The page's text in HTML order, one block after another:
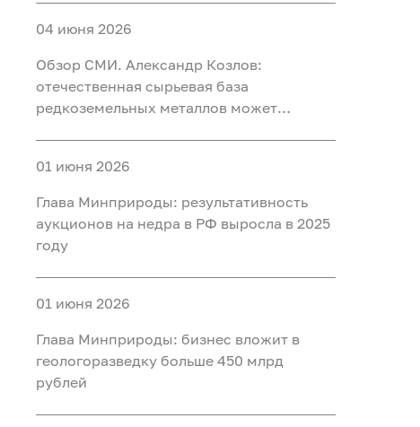
04 июня 2026
Обзор СМИ. Александр Козлов:
отечественная сырьевая база
редкоземельных металлов может
01 июня 2026
Глава Минприроды: результативность
аукционов на недра в РФ выросла в 2025
году
01 июня 2026
Глава Минприроды: бизнес вложит в
геологоразведку больше 450 млрд
рублей